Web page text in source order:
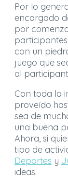
Por lo
encargado
por
con un
juego que
al
Con toda la
proveído
sea de
una buena
Ahora, si
tipo de
Deportes y
ideas.